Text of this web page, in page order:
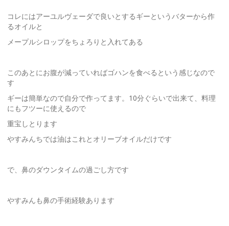
コレにはアーユルヴェーダで良いとするギーというバターから作
るオイルと
メープルシロップをちょろりと入れてある
このあとにお腹が減っていればゴハンを食べるという感じなので
す
ギーは簡単なので自分で作ってます。10分ぐらいで出来て、料理
にもフツーに使えるので
重宝しとります
やすみんちでは油はこれとオリーブオイルだけです
で、鼻のダウンタイムの過ごし方です
やすみんも鼻の手術経験あります